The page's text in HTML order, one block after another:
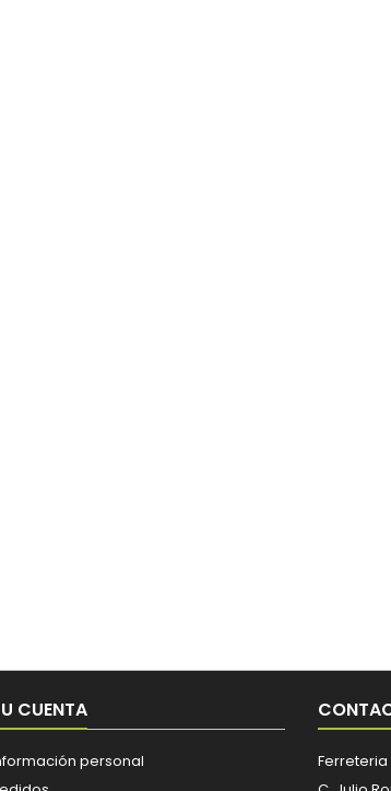
CUENTA
personal